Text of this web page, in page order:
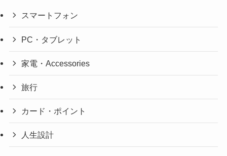
スマートフォン
PC・タブレット
家電・Accessories
旅行
カード・ポイント
人生設計